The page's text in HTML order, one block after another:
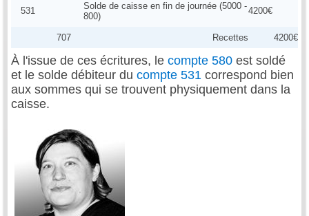
531
Solde de caisse en fin de journée (5000 -
800)
4200€
707 Recettes 4200€
À l'issue de ces écritures, le compte 580 est soldé
et le solde débiteur du compte 531 correspond bien
aux sommes qui se trouvent physiquement dans la
caisse.